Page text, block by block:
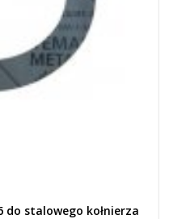
do stalowego kołnierza